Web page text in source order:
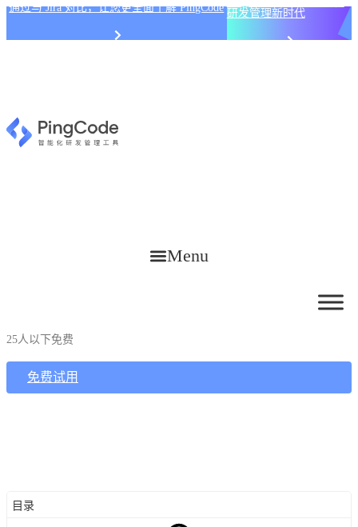
通过与 Jira 对比，让您更全面了解 PingCode 研发管理新时代
Menu
25人以下免费
免费试用
目录